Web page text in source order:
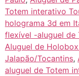
Totem interativo
holograma 3d em
flexível -aluguel de
Aluguel de
Jalapão/Tocantins,
aluguel de Totem